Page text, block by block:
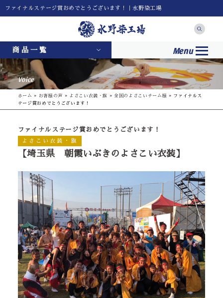
ファイナルステージ賞おめでとうございます！｜水野染工場
商品一覧 Menu
Voice
ホーム » お客様の声 » よさこい衣装・旗 »全国のよさこいチーム様 » ファイナルス
テージ賞おめでとうございます！
ファイナルステージ賞おめでとうございます！
よさこい衣装・旗
【埼玉県 朝霞いぶきのよさこい衣装】